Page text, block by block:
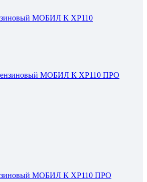
МОБИЛ К XP110
МОБИЛ К XP110 ПРО